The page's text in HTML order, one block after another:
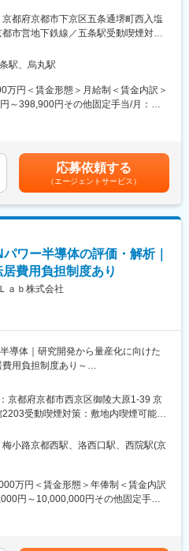
プの安定性
ー販売棟数ランキングにおいて、
位。
あり、営業として心からお客様にオ
います。
スのご案内～受注まで
管理／アフターメンテナンスについて
インセンティブ額を決定していま
いくつ実現したか」が純粋に評価さ
ションをつけたり、高額な商品をム
誠実にお客様と向き合えます。全社
/年収約600万円
て社長を補佐していただきながら、当
させてくれる
。
営業戦略を目的とした経営企画ポジ
リスト的な経営企画ではございませ
策定
160年以上が経ち、現代では、レン
通販など実に多様なサービスが求め
れ、より多岐にわたるきめ細やかな
のフォーマルなシーンから、観光レ
直して着たい」などのメンテナンス
きたいと考えております。
まから「ありがとう」と言っていた
えていく意義を感じながら働く楽し
社を運営していきたいと考えており
都府京都市下京区五条通堺町西入塩
市営地下鉄線／五条駅受動喫煙対
：会社の定める事業所
駅、烏丸駅
万円＜賃金形態＞月給制＜賃金内訳＞
～398,900円その他固定手当/月：
補足＞・昇給：年1回（評価制度によ
：資格手当賃金はあくまでも目安の金
する可能性があります。月給(月額)は
。
応募依頼する
（エージェントサービス）
ワー半導体の評価・解析｜
費用負担制度あり
ａｂ株式会社
導体｜研究開発から量産化に向けた
用負担制度あり～
究から量産へ／
換効率を飛躍的に向上させる次世代
ァブレス半導体企業”です。
技術を製品として世の中へ届けるた
産フェーズへ移行を進めています。
貢献する技術を、一緒に形にしてい
京都府京都市西京区御陵大原1-39 京
受動喫煙対策：敷地内喫煙可能場
リサーチパーク住所：京都府京都市下
最寄駅：丹波口駅受動喫煙対策：屋内
定める事業所
小路京都西駅、洛西口駅、西院駅(京
万円＜賃金形態＞年俸制＜賃金内訳
円～10,000,000円その他固定手当/